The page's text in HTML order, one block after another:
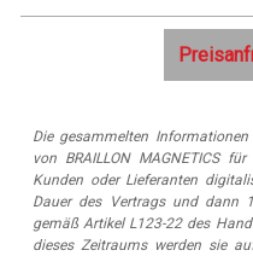
Die gesammelten
von BRAILLON MAGNETICS
Kunden oder Lieferanten
Dauer des Vertrags und dann
gemäß Artikel L123-22 des
dieses Zeitraums werden sie